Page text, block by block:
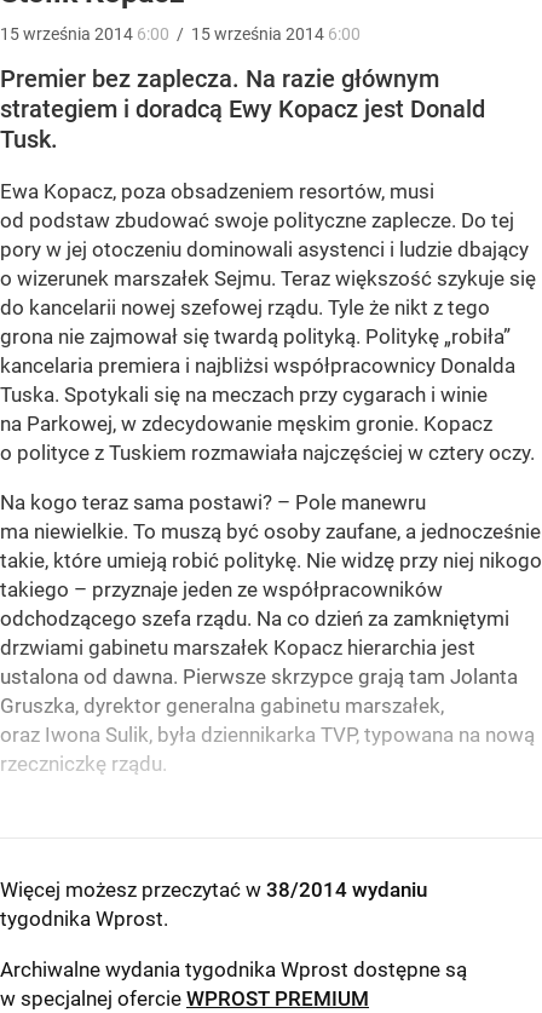
15września 2014 6:00 / 15września 2014 6:00
Premier bez zaplecza. Na razie głównym
strategiem i doradcą Ewy Kopacz jest Donald
Tusk.
Ewa Kopacz, poza obsadzeniem resortów, musi
od podstaw zbudować swoje polityczne zaplecze. Do tej
pory w jej otoczeniu dominowali asystenci i ludzie dbający
o wizerunek marszałek Sejmu. Teraz większość szykuje się
do kancelarii nowej szefowej rządu. Tyle że nikt z tego
grona nie zajmował się twardą polityką. Politykę „robiła”
kancelaria premiera i najbliżsi współpracownicy Donalda
Tuska. Spotykali się na meczach przy cygarach i winie
na Parkowej, w zdecydowanie męskim gronie. Kopacz
o polityce z Tuskiem rozmawiała najczęściej w cztery oczy.
Na kogo teraz sama postawi? – Pole manewru
ma niewielkie. To muszą być osoby zaufane, a jednocześnie
takie, które umieją robić politykę. Nie widzę przy niej nikogo
takiego – przyznaje jeden ze współpracowników
odchodzącego szefa rządu. Na co dzień za zamkniętymi
drzwiami gabinetu marszałek Kopacz hierarchia jest
ustalona od dawna. Pierwsze skrzypce grają tam Jolanta
Gruszka, dyrektor generalna gabinetu marszałek,
oraz Iwona Sulik, była dziennikarka TVP, typowana na nową
rzeczniczkę rządu.
Więcej możesz przeczytać w 38/2014 wydaniu
tygodnika Wprost.
Archiwalne wydania tygodnika Wprost dostępne są
w specjalnej ofercie WPROST PREMIUM